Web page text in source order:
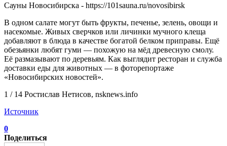
Сауны Новосибирска - https://101sauna.ru/novosibirsk
В одном салате могут быть фрукты, печенье, зелень, овощи и
насекомые. Живых сверчков или личинки мучного клеща
добавляют в блюда в качестве богатой белком приправы. Ещё
обезьянки любят гуми — похожую на мёд древесную смолу.
Её размазывают по деревьям. Как выглядит ресторан и служба
доставки еды для животных — в фоторепортаже
«Новосибирских новостей».
1 / 14 Ростислав Нетисов, nsknews.info
Источник
0
Поделиться